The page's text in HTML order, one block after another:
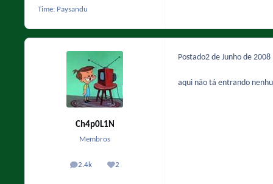
Time: Paysandu
Ch4p0L1N
Membros
2.4k
posts 2
Reputação
Postado2 de Junho de 2008
aqui não tá entrando